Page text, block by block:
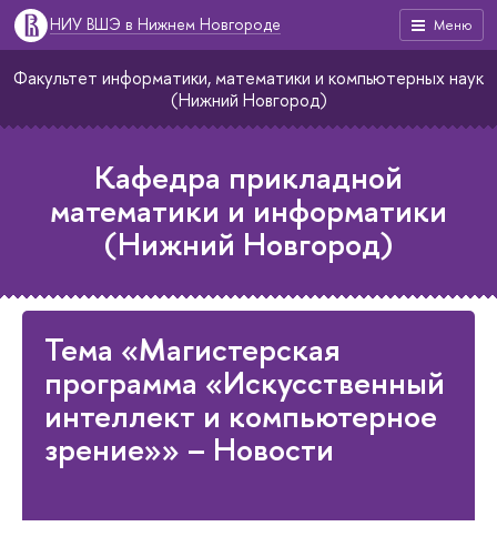
Меню
НИУ ВШЭ в Нижнем Новгороде
Факультет информатики, математики и компьютерных наук
(Нижний Новгород)
Кафедра прикладной
математики и информатики
(Нижний Новгород)
Тема «Магистерская
программа «Искусственный
интеллект и компьютерное
зрение»» – Новости